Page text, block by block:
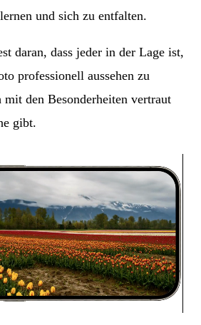
und sich zu entfalten.
daran, dass jeder in der Lage ist,
professionell aussehen zu
mit den Besonderheiten vertraut
gibt.